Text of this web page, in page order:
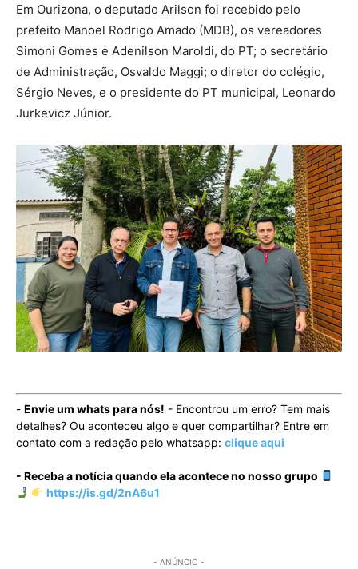
Em Ourizona, o deputado Arilson foi recebido pelo
prefeito Manoel Rodrigo Amado (MDB), os vereadores
Simoni Gomes e Adenilson Maroldi, do PT; o secretário
de Administração, Osvaldo Maggi; o diretor do colégio,
Sérgio Neves, e o presidente do PT municipal, Leonardo
Jurkevicz Júnior.
- Envie um whats para nós! - Encontrou um erro? Tem mais
detalhes? Ou aconteceu algo e quer compartilhar? Entre em
contato com a redação pelo whatsapp: clique aqui
- Receba a notícia quando ela acontece no nosso grupo
https://is.gd/2nA6u1
- ANÚNCIO -